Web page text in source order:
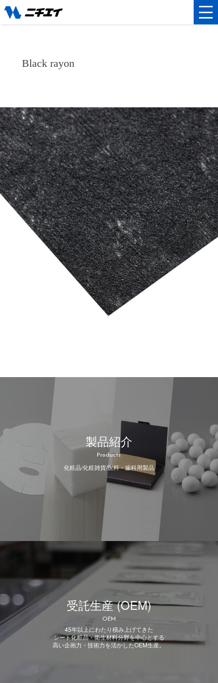
Black rayon
製品紹介
Products
化粧品/化粧雑貨/医科・歯科用製品
受託生産 (OEM)
OEM
45年以上にわたり積み上げてきた
シート化粧品・衛生材料分野を中心とする
高い企画力・技術力を活かしたOEM生産。